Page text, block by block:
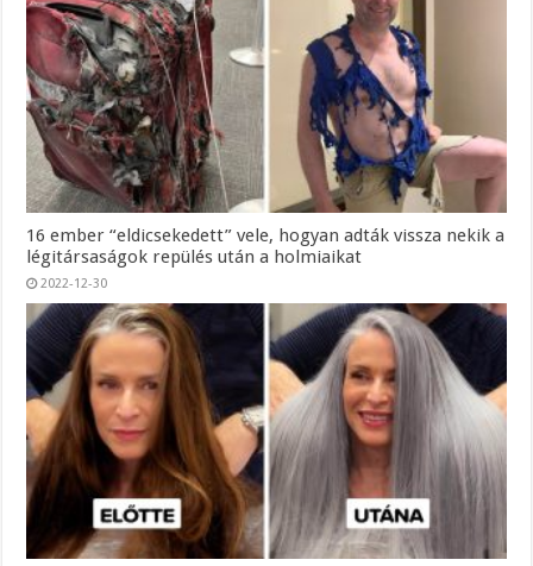
16 ember “eldicsekedett” vele, hogyan adták vissza nekik a
légitársaságok repülés után a holmiaikat
2022-12-30